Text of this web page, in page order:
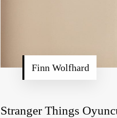
Finn Wolfhard
Stranger Things